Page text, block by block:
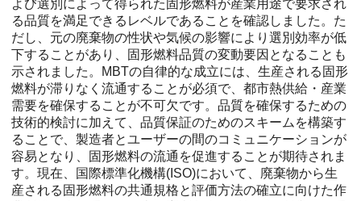
よび選別によって得られた固形燃料が産業用途で要求され
る品質を満足できるレベルであることを確認しました。た
だし、元の廃棄物の性状や気候の影響により選別効率が低
下することがあり、固形燃料品質の変動要因となることも
示されました。MBTの自律的な成立には、生産される固形
燃料が滞りなく流通することが必須で、都市熱供給・産業
需要を確保することが不可欠です。品質を確保するための
技術的検討に加えて、品質保証のためのスキームを構築す
ることで、製造者とユーザーの間のコミュニケーションが
容易となり、固形燃料の流通を促進することが期待されま
す。現在、国際標準化機構(ISO)において、廃棄物から生
産される固形燃料の共通規格と評価方法の確立に向けた作